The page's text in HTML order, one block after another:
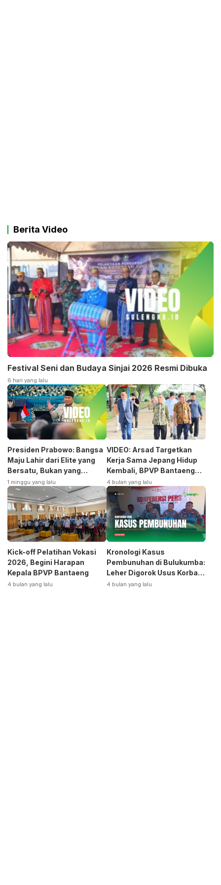
Berita Video
Festival Seni dan Budaya Sinjai 2026 Resmi Dibuka
6 hari yang lalu
Presiden Prabowo: Bangsa
Maju Lahir dari Elite yang
Bersatu, Bukan yang
Terpecah
1 minggu yang lalu
VIDEO: Arsad Targetkan
Kerja Sama Jepang Hidup
Kembali, BPVP Bantaeng
Siap Bangkitkan Jurusan
Otomotif
4 bulan yang lalu
Kick-off Pelatihan Vokasi
2026, Begini Harapan
Kepala BPVP Bantaeng
4 bulan yang lalu
Kronologi Kasus
Pembunuhan di Bulukumba:
Leher Digorok Usus Korban
Dikeluarkan
4 bulan yang lalu